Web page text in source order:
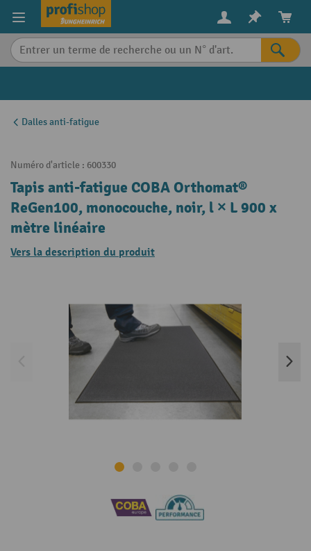
content
Dalles anti-fatigue
Numéro d'article : 600330
Tapis anti-fatigue COBA Orthomat®
ReGen100, monocouche, noir, l × L 900 x
mètre linéaire
Vers la description du produit